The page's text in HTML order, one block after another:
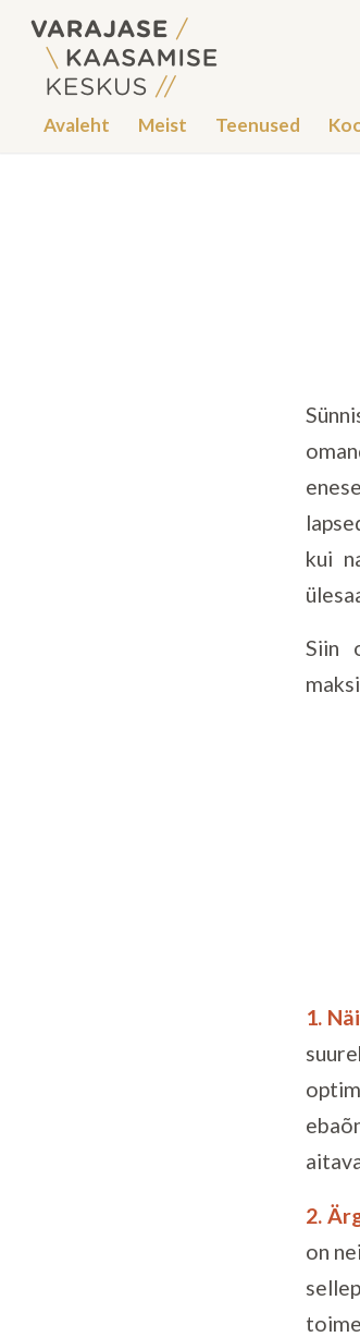
Avaleht Meist Teenused
kui
Siin
1.
2.
on